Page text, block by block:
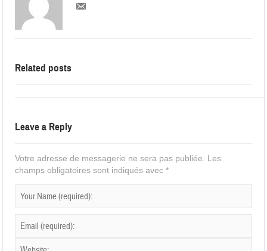
Related posts
Leave a Reply
Votre adresse de messagerie ne sera pas publiée.
Les
champs obligatoires sont indiqués avec*